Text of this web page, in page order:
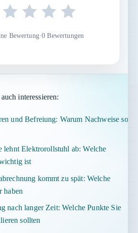
Bewertung·0 Bewertungen
interessieren:
und Befreiung: Warum Nachweise so
lehnt Elektrorollstuhl ab: Welche
ist
kommt zu spät: Welche
haben
nach langer Zeit: Welche Punkte Sie
sollten